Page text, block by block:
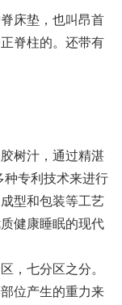
床垫，也叫昂首
脊柱的。还带有
树汁，通过精湛
专利技术来进行
型和包装等工艺
健康睡眠的现代
，七分区之分。
位产生的重力来